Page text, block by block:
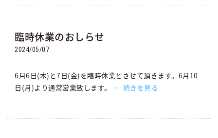
臨時休業のおしらせ
2024/05/07
6月6日(木)と7日(金)を臨時休業とさせて頂きます。6月10
日(月)より通常営業致します。
続きを見る